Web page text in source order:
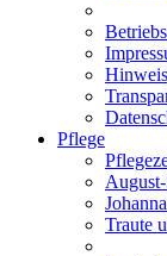
Pflege
Traute